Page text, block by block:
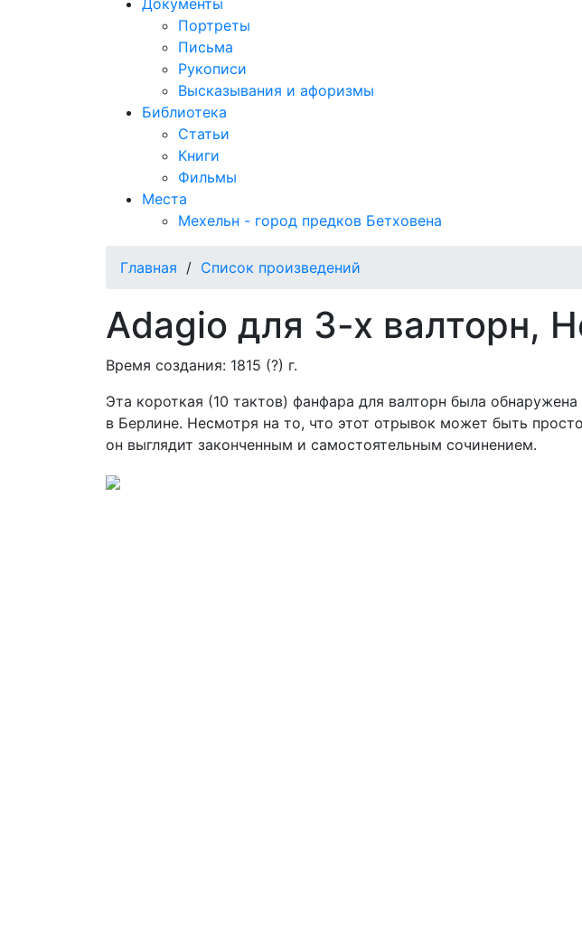
Документы
Портреты
Письма
Рукописи
Высказывания и афоризмы
Библиотека
Статьи
Книги
Фильмы
Места
Мехельн - город предков Бетховена
Главная / Список произведений
Adagio для 3-х валторн,
Время создания: 1815 (?) г.
Эта короткая (10 тактов) фанфара для валторн была
в Берлине. Несмотря на то, что этот отрывок может быть
он выглядит законченным и самостоятельным сочинением.